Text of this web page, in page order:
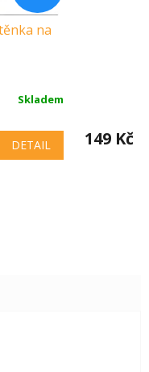
na
Skladem
DETAIL 149 Kč
5 hvězdiček.